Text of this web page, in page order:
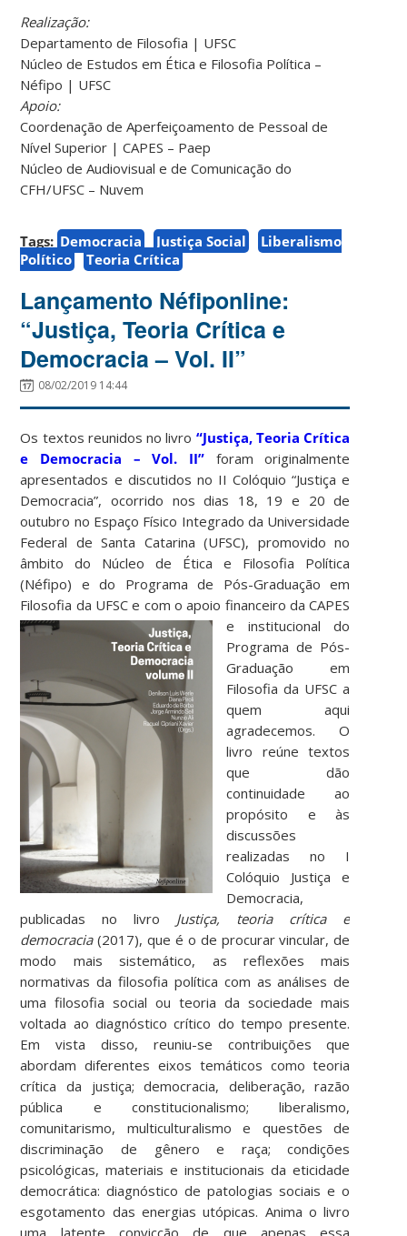
Realização:
Departamento de Filosofia | UFSC
Núcleo de Estudos em Ética e Filosofia Política –
Néfipo | UFSC
Apoio:
Coordenação de Aperfeiçoamento de Pessoal de
Nível Superior | CAPES – Paep
Núcleo de Audiovisual e de Comunicação do
CFH/UFSC – Nuvem
Tags: Democracia Justiça Social
Liberalismo
Político
Teoria Crítica
Lançamento Néfiponline:
“Justiça, Teoria Crítica e
Democracia – Vol. II”
08/02/2019 14:44
Os textos reunidos no livro “Justiça, Teoria Crítica
e Democracia – Vol. II”foram originalmente
apresentados e discutidos no II Colóquio “Justiça e
Democracia”, ocorrido nos dias 18, 19 e 20 de
outubro no Espaço Físico Integrado da Universidade
Federal de Santa Catarina (UFSC), promovido no
âmbito do Núcleo de Ética e Filosofia Política
(Néfipo) e do Programa de Pós-Graduação em
Filosofia da UFSC e com o apoio financeiro da CAPES
e institucional do
Programa de Pós-
Graduação em
Filosofia da UFSC a
quem aqui
agradecemos. O
livro reúne textos
que dão
continuidade ao
propósito e às
discussões
realizadas no I
Colóquio Justiça e
Democracia,
publicadas no livro Justiça, teoria crítica e
democracia(2017), que é o de procurar vincular, de
modo mais sistemático, as reflexões mais
normativas da filosofia política com as análises de
uma filosofia social ou teoria da sociedade mais
voltada ao diagnóstico crítico do tempo presente.
Em vista disso, reuniu-se contribuições que
abordam diferentes eixos temáticos como teoria
crítica da justiça; democracia, deliberação, razão
pública e constitucionalismo; liberalismo,
comunitarismo, multiculturalismo e questões de
discriminação de gênero e raça; condições
psicológicas, materiais e institucionais da eticidade
democrática: diagnóstico de patologias sociais e o
esgotamento das energias utópicas. Anima o livro
uma latente convicção de que apenas essa